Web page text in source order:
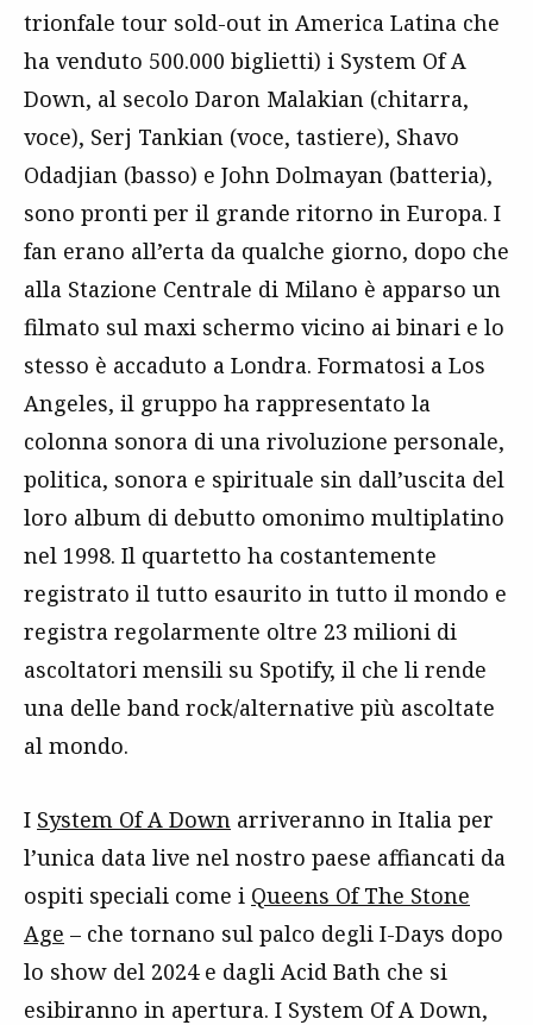
trionfale tour sold-out in America Latina che
ha venduto 500.000 biglietti) i System Of A
Down, al secolo Daron Malakian (chitarra,
voce), Serj Tankian (voce, tastiere), Shavo
Odadjian (basso) e John Dolmayan (batteria),
sono pronti per il grande ritorno in Europa. I
fan erano all’erta da qualche giorno, dopo che
alla Stazione Centrale di Milano è apparso un
filmato sul maxi schermo vicino ai binari e lo
stesso è accaduto a Londra. Formatosi a Los
Angeles, il gruppo ha rappresentato la
colonna sonora di una rivoluzione personale,
politica, sonora e spirituale sin dall’uscita del
loro album di debutto omonimo multiplatino
nel 1998. Il quartetto ha costantemente
registrato il tutto esaurito in tutto il mondo e
registra regolarmente oltre 23 milioni di
ascoltatori mensili su Spotify, il che li rende
una delle band rock/alternative più ascoltate
al mondo.
I System Of A Down arriveranno in Italia per
l’unica data live nel nostro paese affiancati da
ospiti speciali come i Queens Of The Stone
Age – che tornano sul palco degli I-Days dopo
lo show del 2024 e dagli Acid Bath che si
esibiranno in apertura. I System Of A Down,